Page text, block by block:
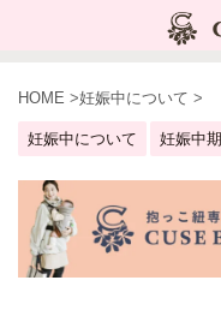
HOME >妊娠中について >
妊娠中について 妊娠中期